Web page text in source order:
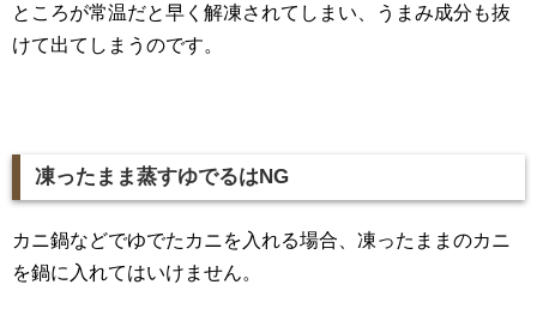
ところが常温だと早く解凍されてしまい、うまみ成分も抜
けて出てしまうのです。
凍ったまま蒸すゆでるはNG
カニ鍋などでゆでたカニを入れる場合、凍ったままのカニ
を鍋に入れてはいけません。